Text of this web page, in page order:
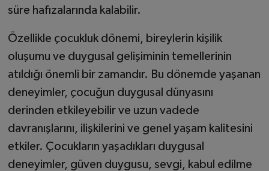
süre hafızalarında kalabilir.
Özellikle çocukluk dönemi, bireylerin kişilik
oluşumu ve duygusal gelişiminin temellerinin
atıldığı önemli bir zamandır. Bu dönemde yaşanan
deneyimler, çocuğun duygusal dünyasını
derinden etkileyebilir ve uzun vadede
davranışlarını, ilişkilerini ve genel yaşam kalitesini
etkiler. Çocukların yaşadıkları duygusal
deneyimler, güven duygusu, sevgi, kabul edilme